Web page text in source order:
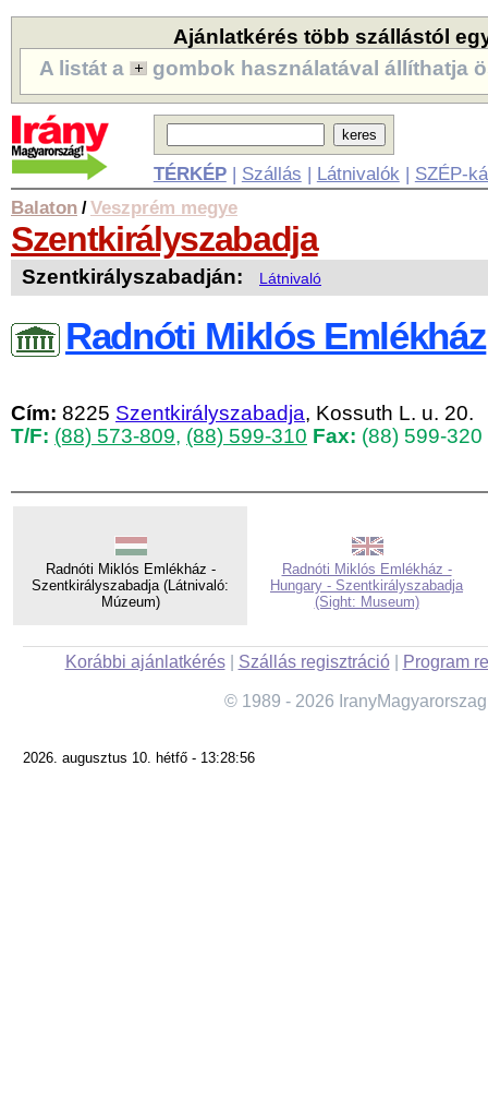
Ajánlatkérés több szállástól
A listát a
gombok használatával állíthatja
TÉRKÉP| Szállás | Látnivalók | SZÉP-
Balaton /Veszprém megye
Szentkirályszabadja
Szentkirályszabadján: Látnivaló
Radnóti Miklós Emlékház
Cím: 8225 Szentkirályszabadja, Kossuth L. u. 20.
T/F: (88) 573-809, (88) 599-310 Fax: (88) 599-320
Radnóti Miklós Emlékház -
Szentkirályszabadja (Látnivaló:
Múzeum)
Radnóti Miklós Emlékház -
Hungary - Szentkirályszabadja
(Sight: Museum)
Korábbi ajánlatkérés| Szállás regisztráció| Program
© 1989 - 2026
2026. augusztus 10. hétfő - 13:28:56